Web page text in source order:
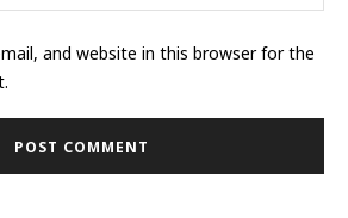
and website in this browser for the